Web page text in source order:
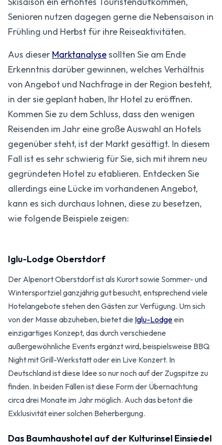
Senioren nutzen dagegen gerne die Nebensaison in
Frühling und Herbst für ihre Reiseaktivitäten.
Aus dieser Marktanalysesollten Sie am Ende
Erkenntnis darüber gewinnen, welches Verhältnis
von Angebot und Nachfrage in der Region besteht,
in der sie geplant haben, Ihr Hotel zu eröffnen.
Kommen Sie zu dem Schluss, dass den wenigen
Reisenden im Jahr eine große Auswahl an Hotels
gegenüber steht, ist der Markt gesättigt. In diesem
Fall ist es sehr schwierig für Sie, sich mit ihrem neu
gegründeten Hotel zu etablieren. Entdecken Sie
allerdings eine Lücke im vorhandenen Angebot,
kann es sich durchaus lohnen, diese zu besetzen,
wie folgende Beispiele zeigen:
Iglu-Lodge Oberstdorf
Der Alpenort Oberstdorf ist als Kurort sowie Sommer- und
Wintersportziel ganzjährig gut besucht, entsprechend viele
Hotelangebote stehen den Gästen zur Verfügung. Um sich
von der Masse abzuheben, bietet die Iglu-Lodgeein
einzigartiges Konzept, das durch verschiedene
außergewöhnliche Events ergänzt wird, beispielsweise BBQ
Night mit Grill-Werkstatt oder ein Live Konzert. In
Deutschland ist diese Idee so nur noch auf der Zugspitze zu
finden. In beiden Fällen ist diese Form der Übernachtung
circa drei Monate im Jahr möglich. Auch das betont die
Exklusivität einer solchen Beherbergung.
Das Baumhaushotel auf der Kulturinsel Einsiedel